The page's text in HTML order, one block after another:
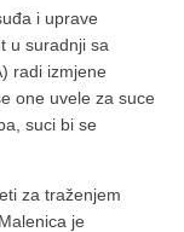
i uprave
u suradnji sa
radi izmjene
one uvele za suce
suci bi se
za traženjem
je